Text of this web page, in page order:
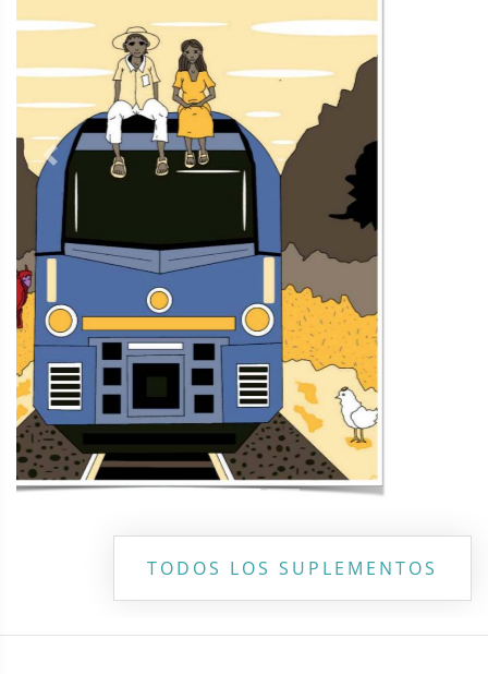
Contacto Directorio Aviso de privacidad
Copyright ©
2026 Todos los derechos reservados | La Jornada
Maya